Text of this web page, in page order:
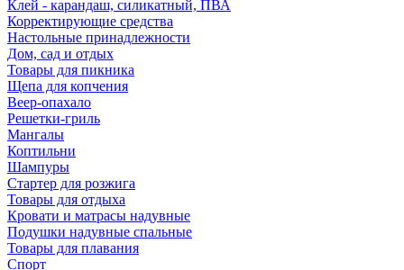
Клей - карандаш, силикатный, ПВА
Корректирующие средства
Настольные принадлежности
Дом, сад и отдых
Товары для пикника
Щепа для копчения
Веер-опахало
Решетки-гриль
Мангалы
Коптильни
Шампуры
Стартер для розжига
Товары для отдыха
Кровати и матрасы надувные
Подушки надувные спальные
Товары для плавания
Спорт